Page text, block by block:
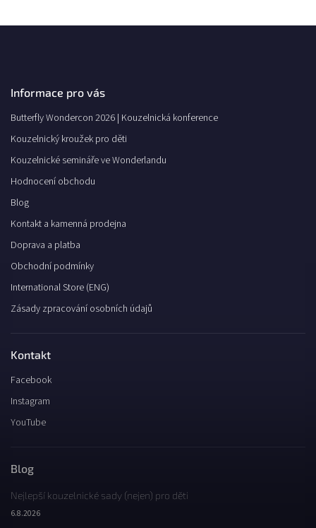
Informace pro vás
Butterfly Wondercon 2026 | Kouzelnická konference
Kouzelnický kroužek pro děti
Kouzelnické semináře ve Wonderlandu
Hodnocení obchodu
Blog
Kontakt a kamenná prodejna
Doprava a platba
Obchodní podmínky
International Store (ENG)
Zásady zpracování osobních údajů
Kontakt
Facebook
Instagram
YouTube
Blog
Nejlepší kouzelnické sady (nejen) pro děti
6.8.2026